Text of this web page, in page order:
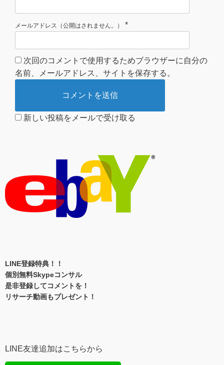
メールアドレス（公開はされません。） *
次回のコメントで使用するためブラウザーに自分の
名前、メールアドレス、サイトを保存する。
新しい投稿をメールで受け取る
LINE登録特典！！
個別無料Skypeコンサル
是非登録してコメントを！
リサーチ動画もプレゼント！
LINE友達追加はこちらから